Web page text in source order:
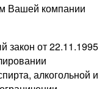
Вашей компании
закон от 22.11.1995
алкогольной и